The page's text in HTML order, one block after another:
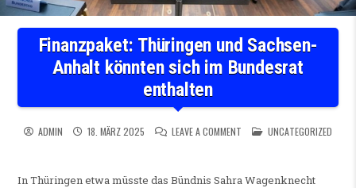
Finanzpaket: Thüringen und Sachsen-
Anhalt könnten sich im Bundesrat
enthalten
ADMIN 18. MÄRZ 2025 LEAVE A COMMENT ON FINANZPAKET:
POSTED IN
UNCATEGORIZED
In Thüringen etwa müsste das Bündnis Sahra Wagenknecht